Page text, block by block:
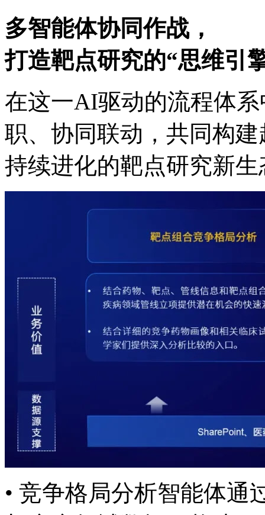
多智能体协同作战，
打造靶点研究的“思维引
在这一AI驱动的流程体系
职、协同联动，共同构
持续进化的靶点研究新生态
• 竞争格局分析智能体通